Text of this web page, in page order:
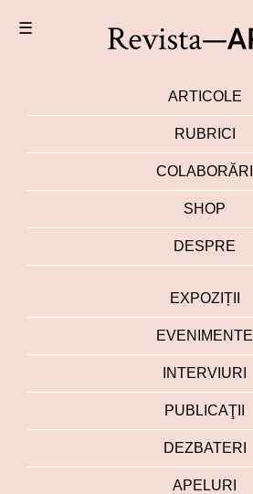
☰
ARTICOLE
RUBRICI
COLABORĂRI
SHOP
DESPRE
EXPOZIȚII
EVENIMENTE
INTERVIURI
PUBLICAŢII
DEZBATERI
APELURI